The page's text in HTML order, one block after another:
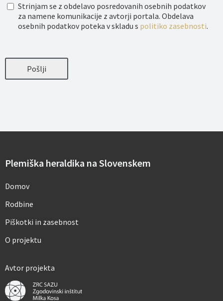
O
v
s
p
t
o
v
*
Strinjam se z obdelavo posredovanih osebnih podatkov
za namene komunikacije z avtorji portala. Obdelava
osebnih podatkov poteka v skladu s politiko zasebnosti.
Pošlji
Plemiška heraldika na Slovenskem
Domov
Rodbine
Piškotki in zasebnost
O projektu
Avtor projekta